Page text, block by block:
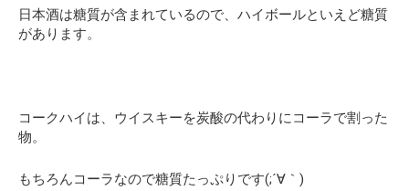
日本酒は糖質が含まれているので、ハイボールといえど糖質
があります。
コークハイは、ウイスキーを炭酸の代わりにコーラで割った
物。
もちろんコーラなので糖質たっぷりです(;´∀｀)